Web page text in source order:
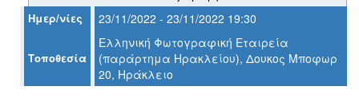
ΤΟΠΟΣ
Ημερ/νίες 23/11/2022 - 23/11/2022 19:30
Τοποθεσία
Ελληνική Φωτογραφική Εταιρεία
(παράρτημα Ηρακλείου), Δουκος Μποφωρ
20, Ηράκλειο